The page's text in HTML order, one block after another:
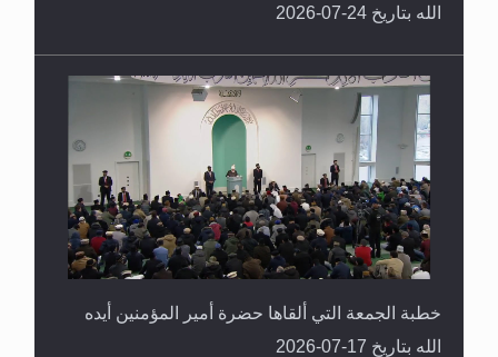
الله بتاريخ 24-07-2026
خطبة الجمعة التي ألقاها حضرة أمير المؤمنين أيده
الله بتاريخ 17-07-2026